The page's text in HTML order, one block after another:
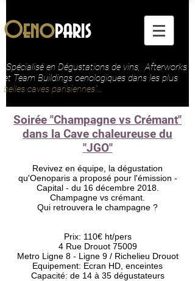
Oenoparis
"Spécialisé en Dégustations de vins, Afterworks
et Team Buildings oenologiques dans les plus
belles caves parisiennes"...
Soirée "Champagne vs Crémant"
dans la Cave chaleureuse du
"JGO"
Revivez en équipe, la dégustation
qu'Oenoparis a proposé pour l'émission -
Capital - du 16 décembre 2018.
Champagne vs crémant.
Qui retrouvera le champagne ?
Prix: 110€ ht/pers
4 Rue Drouot 75009
Metro Ligne 8 - Ligne 9 / Richelieu Drouot
Equipement: Ecran HD, enceintes
Capacité: de 14 à 35 dégustateurs